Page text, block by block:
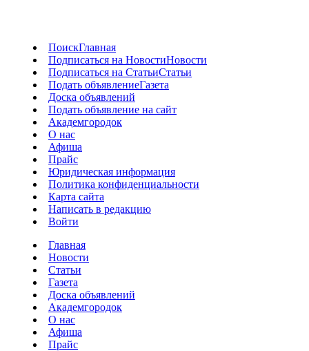
ПоискГлавная
Подписаться на НовостиНовости
Подписаться на СтатьиСтатьи
Подать объявлениеГазета
Доска объявлений
Подать объявление на сайт
Академгородок
О нас
Афиша
Прайс
Юридическая информация
Политика конфиденциальности
Карта сайта
Написать в редакцию
Войти
Главная
Новости
Статьи
Газета
Доска объявлений
Академгородок
О нас
Афиша
Прайс